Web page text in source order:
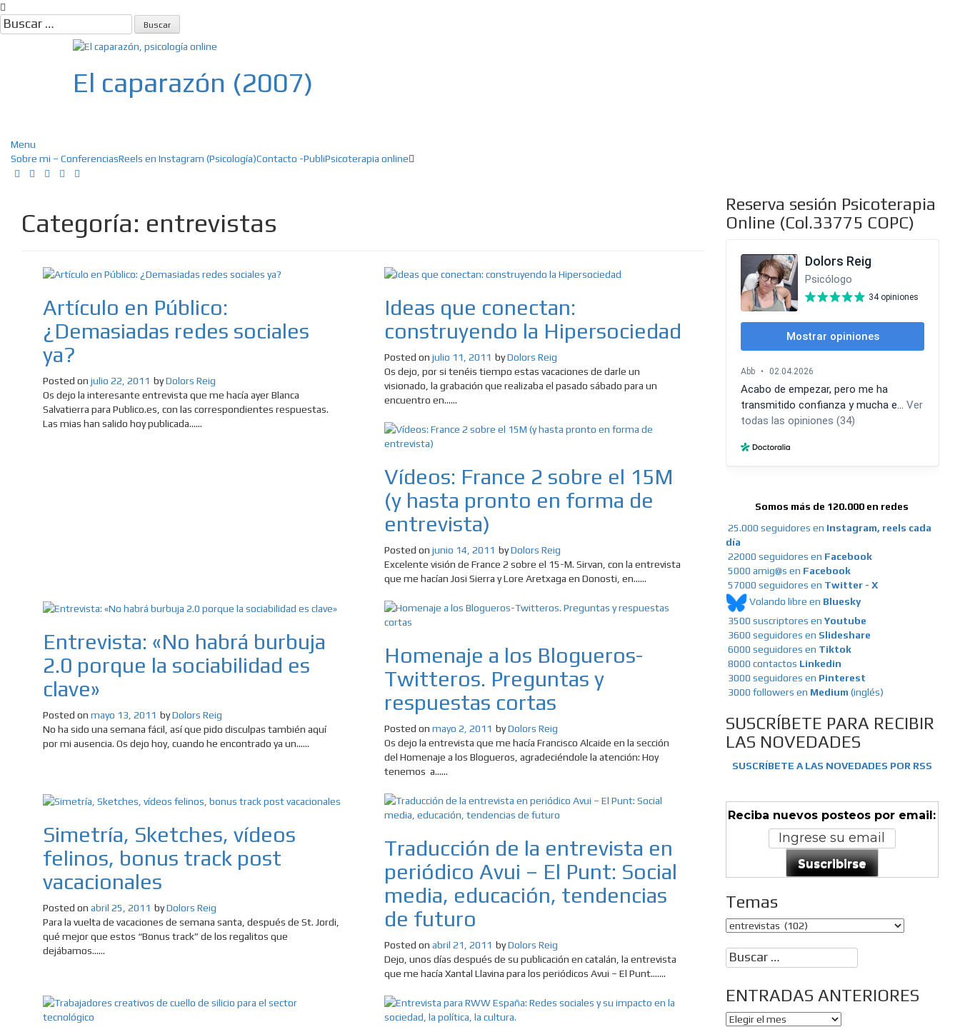
Skip
to
content
Buscar:
El caparazón (2007)
Menu
Sobre mi – ConferenciasReels en Instagram (Psicología)Contacto -PubliPsicoterapia online
Categoría: entrevistas
Artículo en Público:
¿Demasiadas redes sociales
ya?
Posted on julio 22, 2011 byDolors Reig
Os dejo la interesante entrevista que me hacía ayer Blanca
Salvatierra para Publico.es, con las correspondientes respuestas.
Las mias han salido hoy publicada......
Ideas que conectan:
construyendo la Hipersociedad
Posted on julio 11, 2011 byDolors Reig
Os dejo, por si tenéis tiempo estas vacaciones de darle un
visionado, la grabación que realizaba el pasado sábado para un
encuentro en......
Vídeos: France 2 sobre el 15M
(y hasta pronto en forma de
entrevista)
Posted on junio 14, 2011 byDolors Reig
Excelente visión de France 2 sobre el 15-M. Sirvan, con la entrevista
que me hacían Josi Sierra y Lore Aretxaga en Donosti, en......
Entrevista: «No habrá burbuja
2.0 porque la sociabilidad es
clave»
Posted on mayo 13, 2011 byDolors Reig
No ha sido una semana fácil, así que pido disculpas también aquí
por mi ausencia. Os dejo hoy, cuando he encontrado ya un......
Homenaje a los Blogueros-
Twitteros. Preguntas y
respuestas cortas
Posted on mayo 2, 2011 byDolors Reig
Os dejo la entrevista que me hacía Francisco Alcaide en la sección
del Homenaje a los Blogueros, agradeciéndole la atención: Hoy
tenemos a......
Simetría, Sketches, vídeos
felinos, bonus track post
vacacionales
Posted on abril 25, 2011 byDolors Reig
Para la vuelta de vacaciones de semana santa, después de St. Jordi,
qué mejor que estos “Bonus track” de los regalitos que
dejábamos......
Traducción de la entrevista en
periódico Avui – El Punt: Social
media, educación, tendencias
de futuro
Posted on abril 21, 2011 byDolors Reig
Dejo, unos días después de su publicación en catalán, la entrevista
que me hacía Xantal Llavina para los periódicos Avui – El Punt.......
Reserva sesión Psicoterapia
Online (Col.33775 COPC)
Somos más de 120.000 en redes
25.000 seguidores en Instagram, reels cada
día
22000 seguidores en Facebook
5000 amig@s en Facebook
57000 seguidores en Twitter - X
Volando libre en Bluesky
3500 suscriptores en Youtube
3600 seguidores en Slideshare
6000 seguidores en Tiktok
8000 contactos Linkedin
3000 seguidores en Pinterest
3000 followers en Medium (inglés)
SUSCRÍBETE PARA RECIBIR
LAS NOVEDADES
SUSCRÍBETE A LAS NOVEDADES POR RSS
Reciba nuevos posteos por email:
Suscribirse
Temas
Temas
Buscar:
ENTRADAS ANTERIORES
ENTRADAS